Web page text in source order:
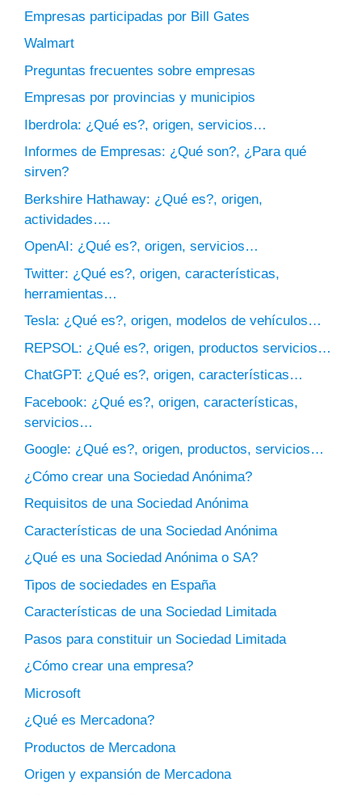
Empresas participadas por Bill Gates
Walmart
Preguntas frecuentes sobre empresas
Empresas por provincias y municipios
Iberdrola: ¿Qué es?, origen, servicios…
Informes de Empresas: ¿Qué son?, ¿Para qué
sirven?
Berkshire Hathaway: ¿Qué es?, origen,
actividades….
OpenAI: ¿Qué es?, origen, servicios…
Twitter: ¿Qué es?, origen, características,
herramientas…
Tesla: ¿Qué es?, origen, modelos de vehículos…
REPSOL: ¿Qué es?, origen, productos servicios…
ChatGPT: ¿Qué es?, origen, características…
Facebook: ¿Qué es?, origen, características,
servicios…
Google: ¿Qué es?, origen, productos, servicios…
¿Cómo crear una Sociedad Anónima?
Requisitos de una Sociedad Anónima
Características de una Sociedad Anónima
¿Qué es una Sociedad Anónima o SA?
Tipos de sociedades en España
Características de una Sociedad Limitada
Pasos para constituir un Sociedad Limitada
¿Cómo crear una empresa?
Microsoft
¿Qué es Mercadona?
Productos de Mercadona
Origen y expansión de Mercadona